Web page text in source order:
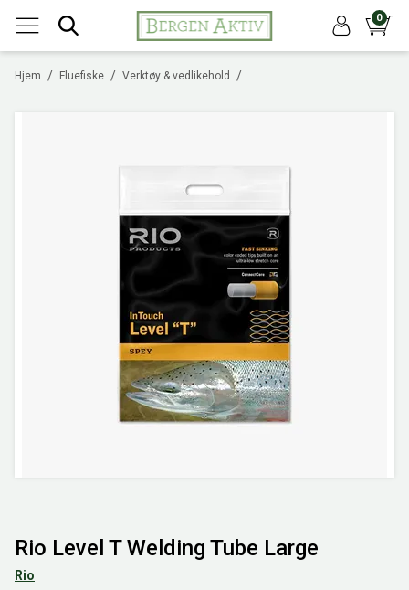
0
/
Hjem /
Fluefiske /
Verktøy & vedlikehold
Rio Level T Welding Tube Large
Rio